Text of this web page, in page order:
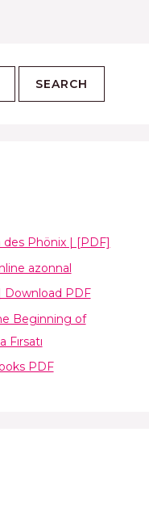
Phönix | [PDF]
azonnal
Download PDF
Beginning of
PDF